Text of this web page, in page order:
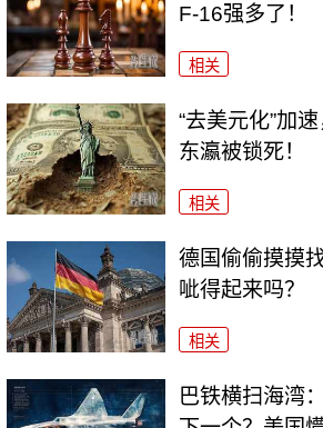
F-16强多了！
相关
“去美元化”加
东瀛被锁死！
相关
德国偷偷摸摸
呲得起来吗？
相关
巴铁横扫海湾